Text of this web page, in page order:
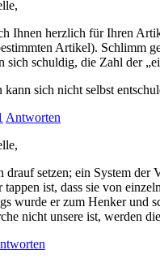
Ihnen herzlich für Ihren
Artikel). Schlimm
sich schuldig, die Zahl der
sich nicht selbst
Antworten
drauf setzen; ein System der
ist, dass sie von
wurde er zum Henker und
nicht unsere ist, werden